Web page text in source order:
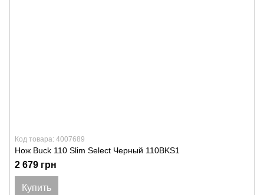
Код товара: 4007689
Нож Buck 110 Slim Select Черный 110BKS1
2 679 грн
Купить